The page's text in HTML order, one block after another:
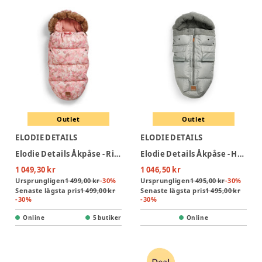
Outlet
ELODIE DETAILS
Elodie Details Åkpåse - River Rose
1 049,30 kr
Ursprungligen1 499,00 kr-30%
Senaste lägsta pris1 499,00 kr
-30%
Online 5 butiker
Outlet
ELODIE DETAILS
Elodie Details Åkpåse - Hazy Jade Ekollon
1 046,50 kr
Ursprungligen1 495,00 kr-30%
Senaste lägsta pris1 495,00 kr
-30%
Online